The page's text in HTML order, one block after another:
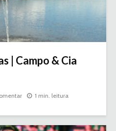
| Campo & Cia
1 min. leitura